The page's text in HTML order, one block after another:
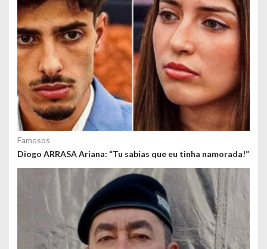
Famosos
Diogo ARRASA Ariana: “Tu sabias que eu tinha namorada!”